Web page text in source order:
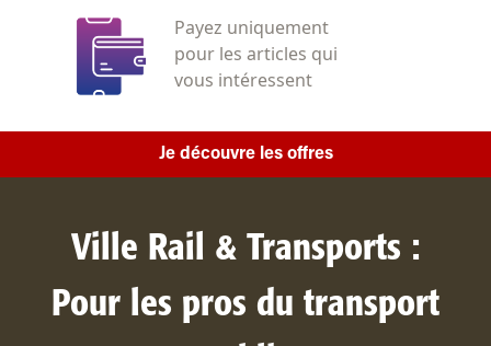
Payez uniquement
pour les articles qui
vous intéressent
Je découvre les offres
Ville Rail & Transports :
Pour les pros du transport